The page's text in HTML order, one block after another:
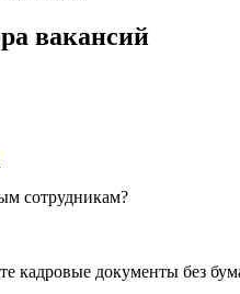
вакансий
сотрудникам?
кадровые документы без